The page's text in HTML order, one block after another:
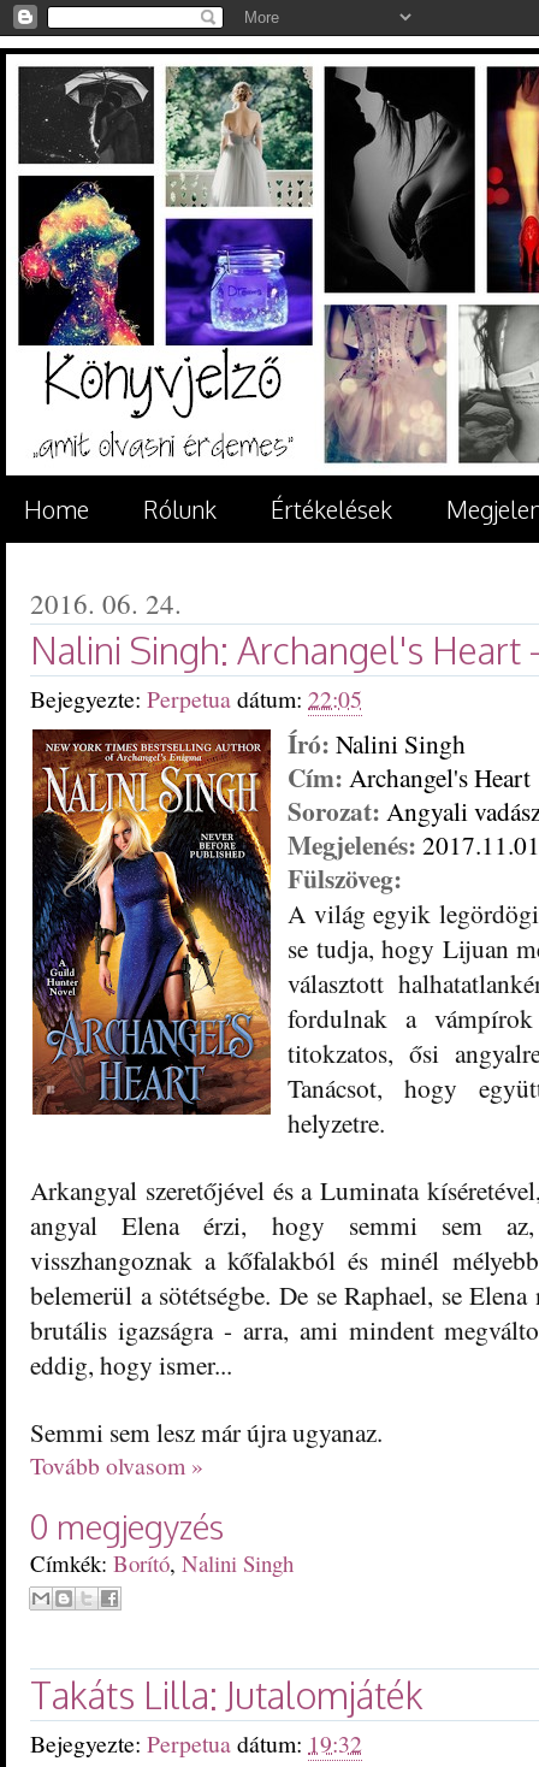
Home Rólunk Értékelések
2016. 06. 24.
Nalini Singh: Archangel's
Bejegyezte: Perpetuadátum: 22:05
Író: Nalini Singh
Cím: Archangel'sHeart
Sorozat: Angyali
Megjelenés: 2017.
Fülszöveg:
A világ egyik
se tudja, hogy Lijuan
választott halh
fordulnak a
titokzatos, ősi
Tanácsot, hogy
helyzetre.
Arkangyal szeretőjével és a Luminata
angyal Elena érzi, hogy semmi sem az,
visszhangoznak a kőfalakból és minél
belemerül a sötétségbe. De seRaphael, se
brutális igazságra - arra, ami mindent megvál
eddig, hogy ismer...
Semmi sem lesz már újra ugyanaz.
Tovább olvasom »
0 megjegyzés
Címkék: Borító, Nalini Singh
Takáts Lilla: Jutalomjáték
Bejegyezte: Perpetuadátum: 19:32